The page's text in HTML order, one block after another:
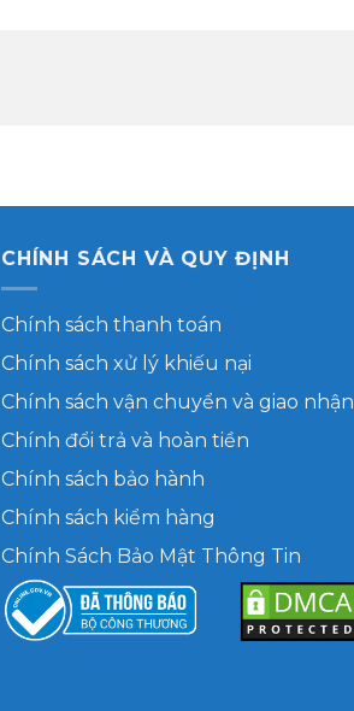
CHÍNH SÁCH VÀ QUY ĐỊNH
Chính sách thanh toán
Chính sách xử lý khiếu nại
Chính sách vận chuyển và giao nhận
Chính đổi trả và hoàn tiền
Chính sách bảo hành
Chính sách kiểm hàng
Chính Sách Bảo Mật Thông Tin